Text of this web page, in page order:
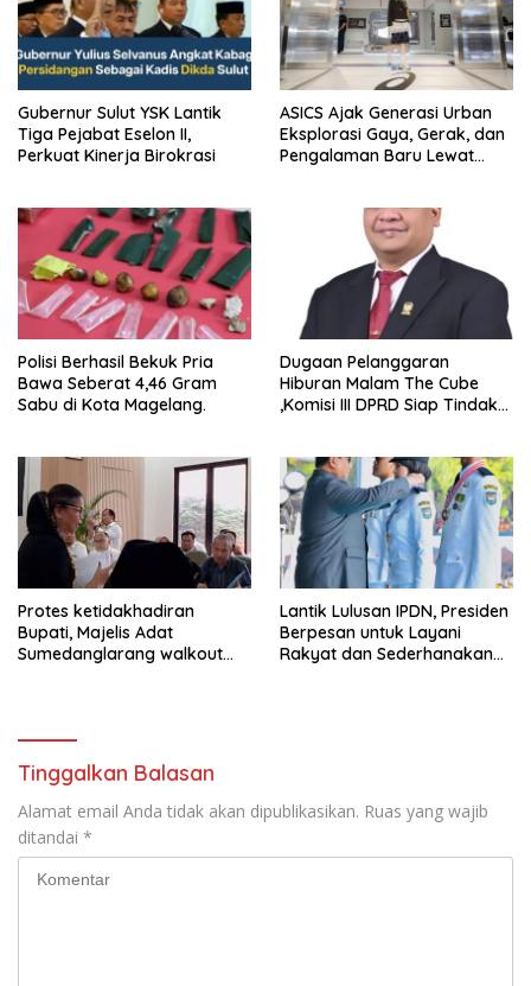
Gubernur Sulut YSK Lantik
Tiga Pejabat Eselon II,
Perkuat Kinerja Birokrasi
ASICS Ajak Generasi Urban
Eksplorasi Gaya, Gerak, dan
Pengalaman Baru Lewat
Polisi Berhasil Bekuk Pria
Bawa Seberat 4,46 Gram
Sabu di Kota Magelang.
Dugaan Pelanggaran
Hiburan Malam The Cube
,Komisi III DPRD Siap Tindak
Protes ketidakhadiran
Bupati, Majelis Adat
Sumedanglarang walkout
Lantik Lulusan IPDN, Presiden
Berpesan untuk Layani
Rakyat dan Sederhanakan
Tinggalkan Balasan
Alamat email Anda tidak akan dipublikasikan. Ruas yang wajib
ditandai *